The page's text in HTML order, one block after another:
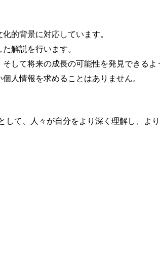
的背景に対応しています。
解説を行います。
して将来の成長の可能性を発見できるよ
人情報を求めることはありません。
て、人々が自分をより深く理解し、よ